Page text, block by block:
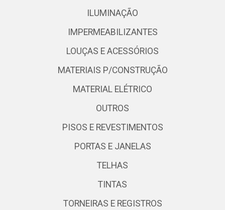
ILUMINAÇÃO
IMPERMEABILIZANTES
LOUÇAS E ACESSÓRIOS
MATERIAIS P/CONSTRUÇÃO
MATERIAL ELÉTRICO
OUTROS
PISOS E REVESTIMENTOS
PORTAS E JANELAS
TELHAS
TINTAS
TORNEIRAS E REGISTROS